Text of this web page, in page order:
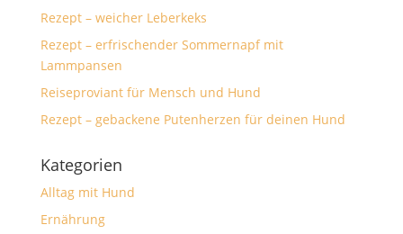
Rezept – weicher Leberkeks
Rezept – erfrischender Sommernapf mit
Lammpansen
Reiseproviant für Mensch und Hund
Rezept – gebackene Putenherzen für deinen Hund
Kategorien
Alltag mit Hund
Ernährung